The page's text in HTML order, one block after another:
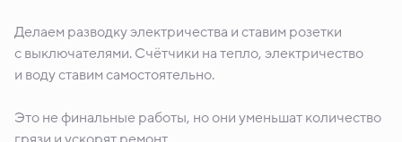
Делаем разводку электричества и ставим розетки
с выключателями. Счётчики на тепло, электричество
и воду ставим самостоятельно.
Это не финальные работы, но они уменьшат количество